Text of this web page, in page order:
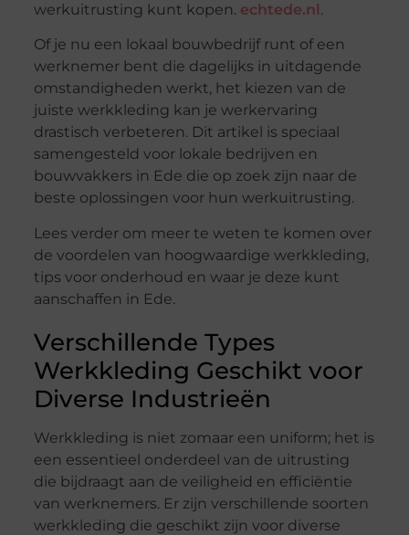
werkuitrusting kunt kopen. echtede.nl.
Of je nu een lokaal bouwbedrijf runt of een
werknemer bent die dagelijks in uitdagende
omstandigheden werkt, het kiezen van de
juiste werkkleding kan je werkervaring
drastisch verbeteren. Dit artikel is speciaal
samengesteld voor lokale bedrijven en
bouwvakkers in Ede die op zoek zijn naar de
beste oplossingen voor hun werkuitrusting.
Lees verder om meer te weten te komen over
de voordelen van hoogwaardige werkkleding,
tips voor onderhoud en waar je deze kunt
aanschaffen in Ede.
Verschillende Types
Werkkleding Geschikt voor
Diverse Industrieën
Werkkleding is niet zomaar een uniform; het is
een essentieel onderdeel van de uitrusting
die bijdraagt aan de veiligheid en efficiëntie
van werknemers. Er zijn verschillende soorten
werkkleding die geschikt zijn voor diverse